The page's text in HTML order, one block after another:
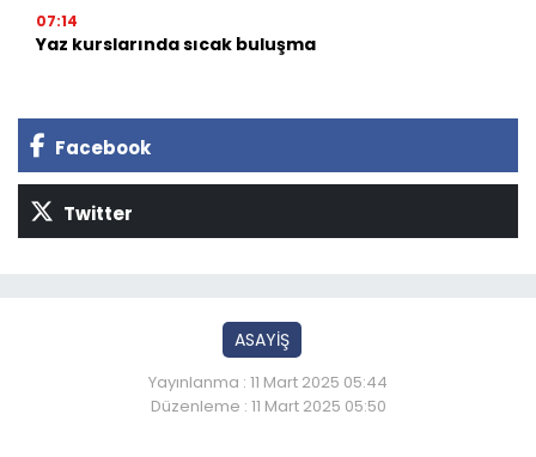
07:14
Yaz kurslarında sıcak buluşma
Facebook
Twitter
ASAYİŞ
Yayınlanma : 11 Mart 2025 05:44
Düzenleme : 11 Mart 2025 05:50